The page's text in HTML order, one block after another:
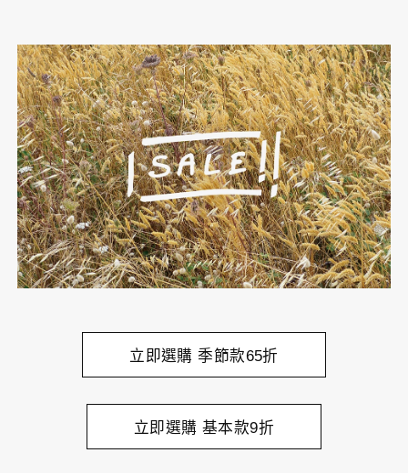
立即選購 季節款65折
立即選購 基本款9折